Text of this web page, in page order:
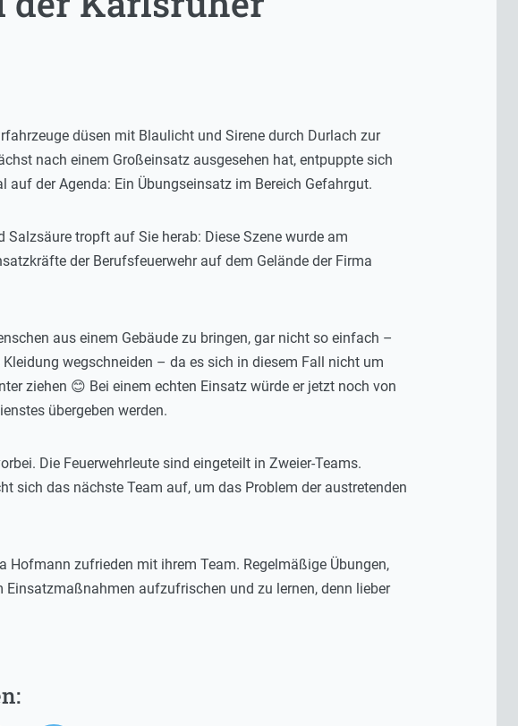
düsen mit Blaulicht und Sirene durch Durlach zur
nach einem Großeinsatz ausgesehen hat, entpuppte sich
der Agenda: Ein Übungseinsatz im Bereich Gefahrgut.
tropft auf Sie herab: Diese Szene wurde am
der Berufsfeuerwehr auf dem Gelände der Firma
aus einem Gebäude zu bringen, gar nicht so einfach –
wegschneiden – da es sich in diesem Fall nicht um
ziehen 😊 Bei einem echten Einsatz würde er jetzt noch von
übergeben werden.
Die Feuerwehrleute sind eingeteilt in Zweier-Teams.
sich das nächste Team auf, um das Problem der austretenden
zufrieden mit ihrem Team. Regelmäßige Übungen,
aufzufrischen und zu lernen, denn lieber